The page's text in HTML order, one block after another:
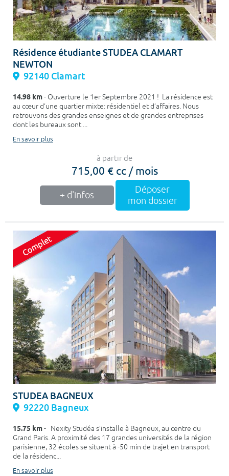
Résidence étudiante STUDEA CLAMART
NEWTON
92140 Clamart
14.98 km- Ouverture le 1er Septembre 2021 ! La résidence est
au cœur d’une quartier mixte: résidentiel et d’affaires. Nous
retrouvons des grandes enseignes et de grandes entreprises
dont les bureaux sont ...
En savoir plus
à partir de
715,00 € cc / mois
+ d'infos
Déposer
mon dossier
STUDEA BAGNEUX
92220 Bagneux
15.75 km- Nexity Studéa s’installe à Bagneux, au centre du
Grand Paris. A proximité des 17 grandes universités de la région
parisienne, 32 écoles se situent à -50 min de trajet en transport
de la résidenc...
En savoir plus